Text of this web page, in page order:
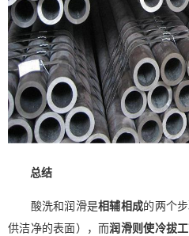
总结
酸洗和润滑是相辅相成的两个步
供洁净的表面），而润滑则使冷拔